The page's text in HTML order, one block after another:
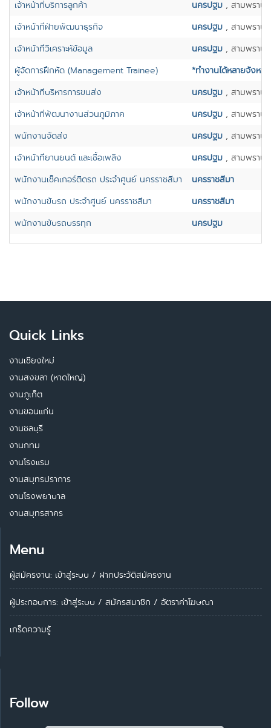
เจ้าหน้าที่บริการลูกค้า นครปฐม , สามพราน
เจ้าหน้าที่ฝ่ายพัฒนาธุรกิจ
นครปฐม , สามพราน
เจ้าหน้าที่วิเคราะห์ข้อมูล
นครปฐม , สามพราน
ผู้จัดการฝึกหัด (Management Trainee)
*ทำงานได้หลายจังหวัด
เจ้าหน้าที่บริหารการขนส่ง
นครปฐม , สามพราน
เจ้าหน้าที่พัฒนางานส่วนภูมิภาค
นครปฐม , สามพราน
พนักงานจัดส่ง
นครปฐม , สามพราน
เจ้าหน้าที่ยานยนต์ และเชื้อเพลิง
นครปฐม , สามพราน
พนักงานเช็คเกอร์ติดรถ ประจำศูนย์ นครราชสีมา
นครราชสีมา
พนักงานขับรถ ประจำศูนย์ นครราชสีมา
นครราชสีมา
พนักงานขับรถบรรทุก
นครปฐม
Quick Links
งานเชียงใหม่
งานสงขลา (หาดใหญ่)
งานภูเก็ต
งานขอนแก่น
งานชลบุรี
งานกทม
งานโรงแรม
งานสมุทรปราการ
งานโรงพยาบาล
งานสมุทรสาคร
Menu
ผู้สมัครงาน: เข้าสู่ระบบ / ฝากประวัติสมัครงาน
ผู้ประกอบการ: เข้าสู่ระบบ / สมัครสมาชิก / อัตราค่าโฆษณา
เกร็ดความรู้
Follow